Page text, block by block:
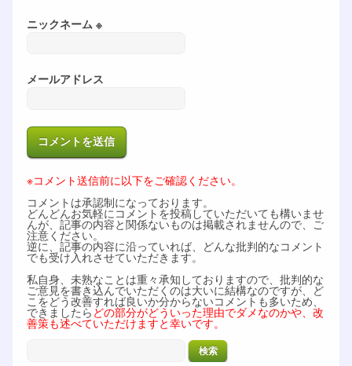
ニックネーム ※
メールアドレス
※コメント送信前に以下をご確認ください。
コメントは承認制になっております。
どんどんお気軽にコメントを投稿していただいても構いませ
んが、記事の内容と関係ないものは掲載されませんので、ご
注意ください。
逆に、記事の内容に沿っていれば、どんな批判的なコメント
でも受け入れさせていただきます。
私自身、未熟なことは重々承知しておりますので、批判的な
ご意見を書き込んでいただくのは大いに結構なのですが、ど
こをどう改善すれば良いか分からないコメントも多いため、
できましたら どの部分がどういった理由でダメなのかや、改
善策も述べていただけますと幸いです。